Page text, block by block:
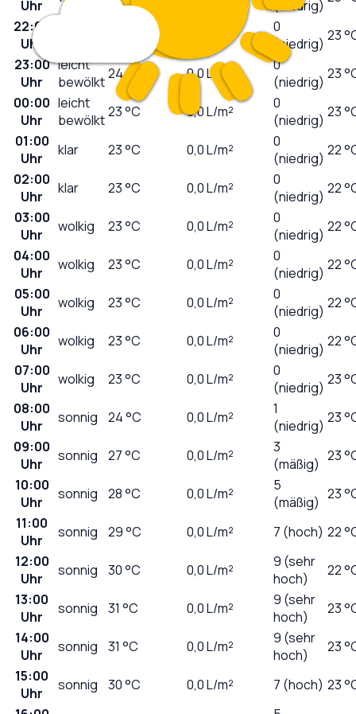
Uhr (niedrig)
22:00
Uhr
0
(niedrig) 23
23:00
Uhr
leicht
bewölkt24°C 0,0L/m²
0
(niedrig) 23
00:00
Uhr
leicht
bewölkt23°C 0,0L/m²
0
(niedrig) 23
01:00
Uhr
klar 23°C 0,0L/m²
0
(niedrig) 22
02:00
Uhr
klar 23°C 0,0L/m²
0
(niedrig) 22
03:00
Uhr
wolkig 23°C 0,0L/m²
0
(niedrig) 22
04:00
Uhr
wolkig 23°C 0,0L/m²
0
(niedrig) 22
05:00
Uhr
wolkig 23°C 0,0L/m²
0
(niedrig) 22
06:00
Uhr
wolkig 23°C 0,0L/m²
0
(niedrig) 22
07:00
Uhr
wolkig 23°C 0,0L/m²
0
(niedrig) 23
08:00
Uhr
sonnig 24°C 0,0L/m²
1
(niedrig) 23
09:00
Uhr
sonnig 27°C 0,0L/m²
3
(mäßig) 23
10:00
Uhr
sonnig 28°C 0,0L/m²
5
(mäßig) 23
11:00
Uhr
sonnig 29°C 0,0L/m² 7 (hoch) 22
12:00
Uhr
sonnig 30°C 0,0L/m²
9 (sehr
hoch)
22
13:00
Uhr
sonnig 31 °C 0,0L/m²
9 (sehr
hoch)
23
14:00
Uhr
sonnig 31 °C 0,0L/m²
9 (sehr
hoch)
23
15:00
Uhr
sonnig 30°C 0,0L/m² 7 (hoch) 23